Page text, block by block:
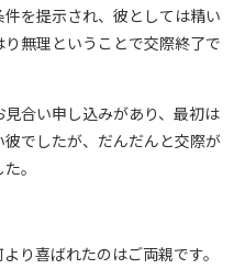
を提示され、彼としては精い
無理ということで交際終了で
合い申し込みがあり、最初は
でしたが、だんだんと交際が
。
り喜ばれたのはご両親です。